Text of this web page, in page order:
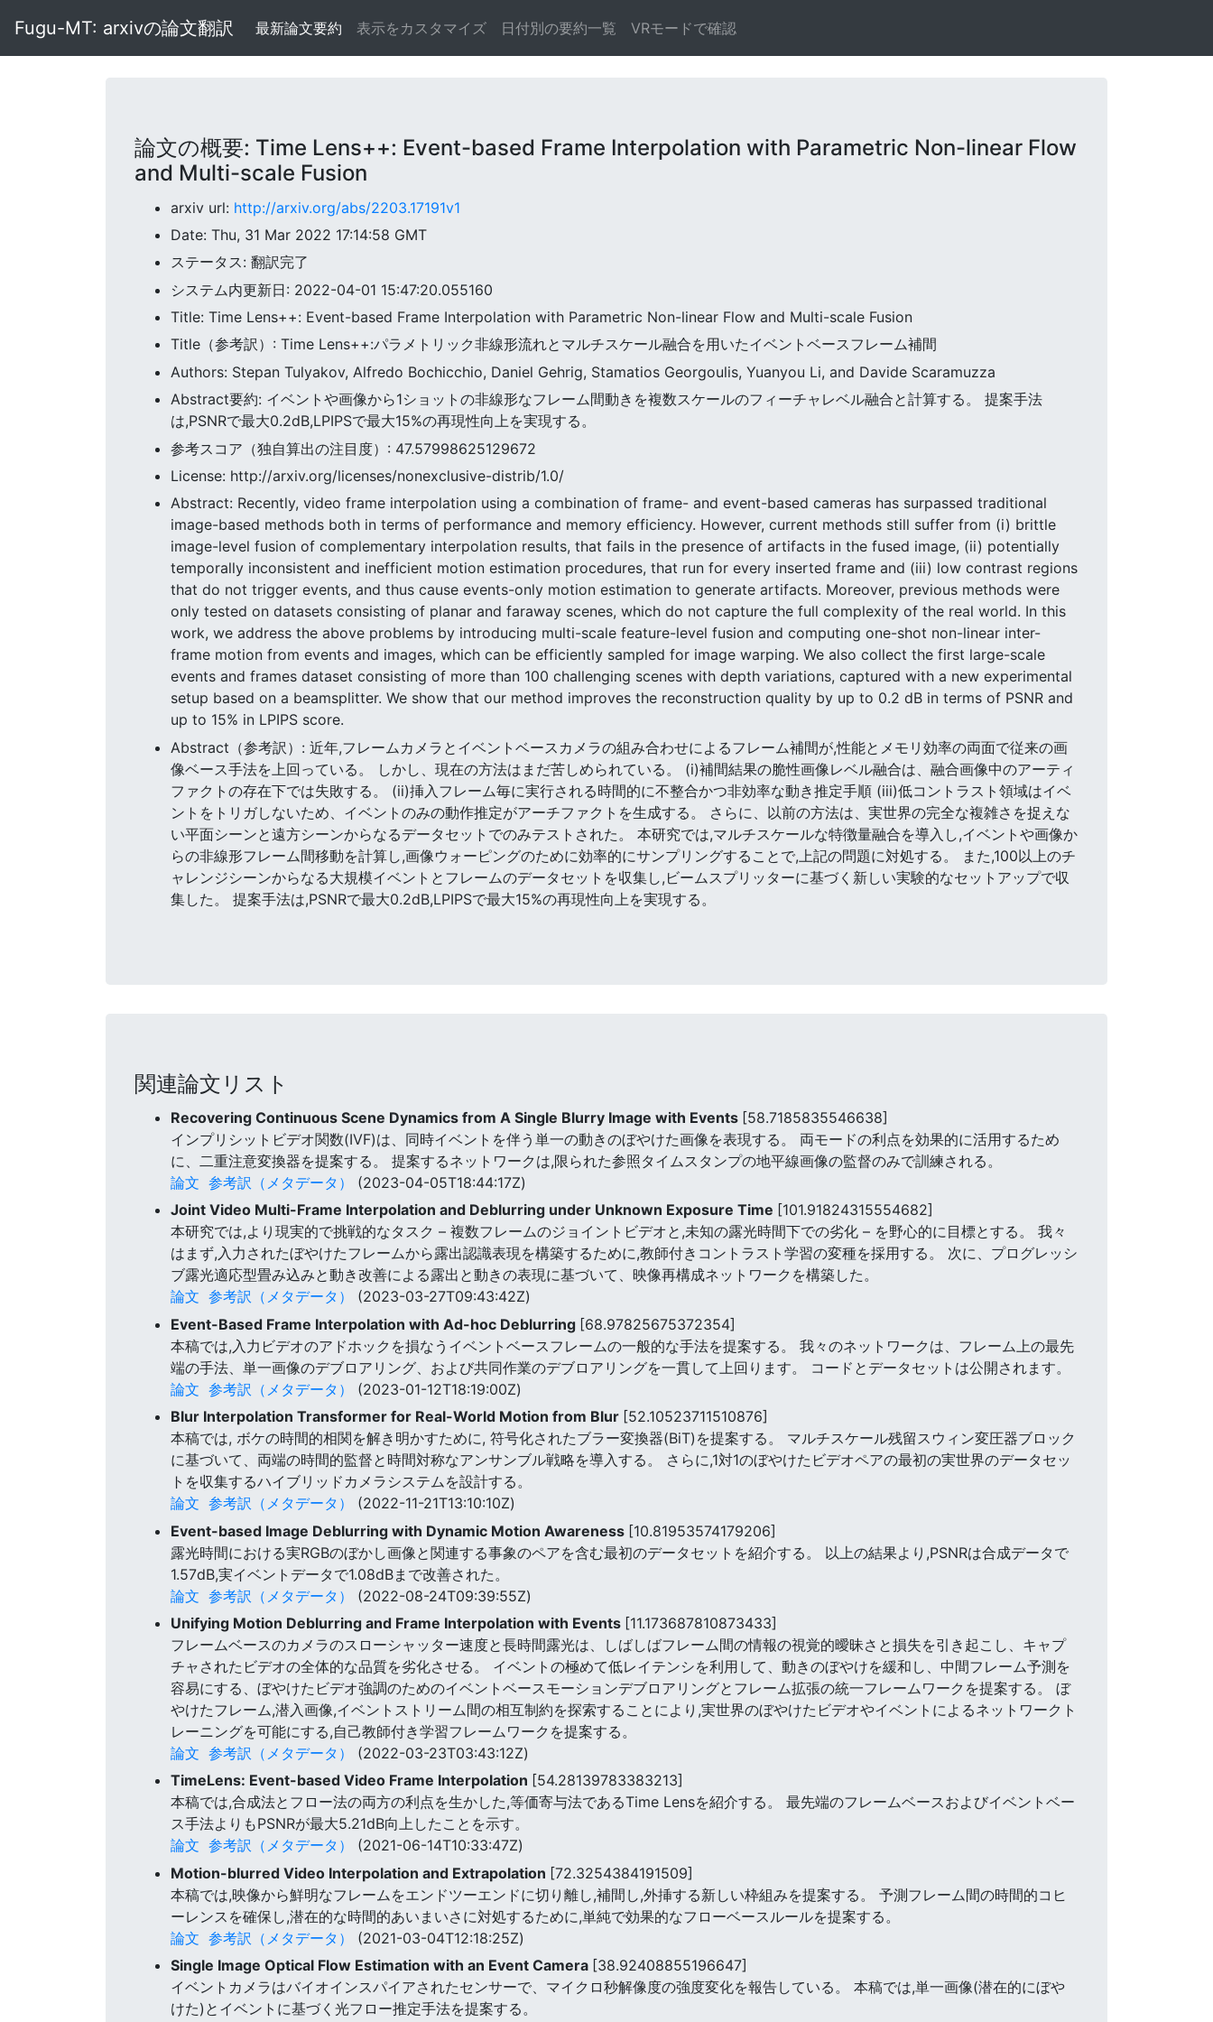
Fugu-MT: arxivの論文翻訳 最新論文要約 表示をカスタマイズ 日付別の要約一覧 VRモードで確認
論文の概要: Time Lens++: Event-based Frame Interpolation with Parametric Non-linear Flow
and Multi-scale Fusion
arxiv url: http://arxiv.org/abs/2203.17191v1
Date: Thu, 31 Mar 2022 17:14:58 GMT
ステータス: 翻訳完了
システム内更新日: 2022-04-01 15:47:20.055160
Title: Time Lens++: Event-based Frame Interpolation with Parametric Non-linear Flow and Multi-scale Fusion
Title（参考訳）: Time Lens++:パラメトリック非線形流れとマルチスケール融合を用いたイベントベースフレーム補間
Authors: Stepan Tulyakov, Alfredo Bochicchio, Daniel Gehrig, Stamatios Georgoulis, Yuanyou Li, and Davide Scaramuzza
Abstract要約: イベントや画像から1ショットの非線形なフレーム間動きを複数スケールのフィーチャレベル融合と計算する。 提案手法
は,PSNRで最大0.2dB,LPIPSで最大15%の再現性向上を実現する。
参考スコア（独自算出の注目度）: 47.57998625129672
License: http://arxiv.org/licenses/nonexclusive-distrib/1.0/
Abstract: Recently, video frame interpolation using a combination of frame- and event-based cameras has surpassed traditional
image-based methods both in terms of performance and memory efficiency. However, current methods still suffer from (i) brittle
image-level fusion of complementary interpolation results, that fails in the presence of artifacts in the fused image, (ii) potentially
temporally inconsistent and inefficient motion estimation procedures, that run for every inserted frame and (iii) low contrast regions
that do not trigger events, and thus cause events-only motion estimation to generate artifacts. Moreover, previous methods were
only tested on datasets consisting of planar and faraway scenes, which do not capture the full complexity of the real world. In this
work, we address the above problems by introducing multi-scale feature-level fusion and computing one-shot non-linear inter-
frame motion from events and images, which can be efficiently sampled for image warping. We also collect the first large-scale
events and frames dataset consisting of more than 100 challenging scenes with depth variations, captured with a new experimental
setup based on a beamsplitter. We show that our method improves the reconstruction quality by up to 0.2 dB in terms of PSNR and
up to 15% in LPIPS score.
Abstract（参考訳）: 近年,フレームカメラとイベントベースカメラの組み合わせによるフレーム補間が,性能とメモリ効率の両面で従来の画
像ベース手法を上回っている。 しかし、現在の方法はまだ苦しめられている。 (i)補間結果の脆性画像レベル融合は、融合画像中のアーティ
ファクトの存在下では失敗する。 (ii)挿入フレーム毎に実行される時間的に不整合かつ非効率な動き推定手順 (iii)低コントラスト領域はイベ
ントをトリガしないため、イベントのみの動作推定がアーチファクトを生成する。 さらに、以前の方法は、実世界の完全な複雑さを捉えな
い平面シーンと遠方シーンからなるデータセットでのみテストされた。 本研究では,マルチスケールな特徴量融合を導入し,イベントや画像か
らの非線形フレーム間移動を計算し,画像ウォーピングのために効率的にサンプリングすることで,上記の問題に対処する。 また,100以上のチ
ャレンジシーンからなる大規模イベントとフレームのデータセットを収集し,ビームスプリッターに基づく新しい実験的なセットアップで収
集した。 提案手法は,PSNRで最大0.2dB,LPIPSで最大15%の再現性向上を実現する。
関連論文リスト
Recovering Continuous Scene Dynamics from A Single Blurry Image with Events [58.7185835546638]
インプリシットビデオ関数(IVF)は、同時イベントを伴う単一の動きのぼやけた画像を表現する。 両モードの利点を効果的に活用するため
に、二重注意変換器を提案する。 提案するネットワークは,限られた参照タイムスタンプの地平線画像の監督のみで訓練される。
論文 参考訳（メタデータ）
(2023-04-05T18:44:17Z)
Joint Video Multi-Frame Interpolation and Deblurring under Unknown Exposure Time [101.91824315554682]
本研究では,より現実的で挑戦的なタスク – 複数フレームのジョイントビデオと,未知の露光時間下での劣化 – を野心的に目標とする。 我々
はまず,入力されたぼやけたフレームから露出認識表現を構築するために,教師付きコントラスト学習の変種を採用する。 次に、プログレッシ
ブ露光適応型畳み込みと動き改善による露出と動きの表現に基づいて、映像再構成ネットワークを構築した。
論文 参考訳（メタデータ）
(2023-03-27T09:43:42Z)
Event-Based Frame Interpolation with Ad-hoc Deblurring [68.97825675372354]
本稿では,入力ビデオのアドホックを損なうイベントベースフレームの一般的な手法を提案する。 我々のネットワークは、フレーム上の最先
端の手法、単一画像のデブロアリング、および共同作業のデブロアリングを一貫して上回ります。 コードとデータセットは公開されます。
論文 参考訳（メタデータ）
(2023-01-12T18:19:00Z)
Blur Interpolation Transformer for Real-World Motion from Blur [52.10523711510876]
本稿では, ボケの時間的相関を解き明かすために, 符号化されたブラー変換器(BiT)を提案する。 マルチスケール残留スウィン変圧器ブロック
に基づいて、両端の時間的監督と時間対称なアンサンブル戦略を導入する。 さらに,1対1のぼやけたビデオペアの最初の実世界のデータセッ
トを収集するハイブリッドカメラシステムを設計する。
論文 参考訳（メタデータ）
(2022-11-21T13:10:10Z)
Event-based Image Deblurring with Dynamic Motion Awareness [10.81953574179206]
露光時間における実RGBのぼかし画像と関連する事象のペアを含む最初のデータセットを紹介する。 以上の結果より,PSNRは合成データで
1.57dB,実イベントデータで1.08dBまで改善された。
論文 参考訳（メタデータ）
(2022-08-24T09:39:55Z)
Unifying Motion Deblurring and Frame Interpolation with Events [11.173687810873433]
フレームベースのカメラのスローシャッター速度と長時間露光は、しばしばフレーム間の情報の視覚的曖昧さと損失を引き起こし、キャプ
チャされたビデオの全体的な品質を劣化させる。 イベントの極めて低レイテンシを利用して、動きのぼやけを緩和し、中間フレーム予測を
容易にする、ぼやけたビデオ強調のためのイベントベースモーションデブロアリングとフレーム拡張の統一フレームワークを提案する。 ぼ
やけたフレーム,潜入画像,イベントストリーム間の相互制約を探索することにより,実世界のぼやけたビデオやイベントによるネットワークト
レーニングを可能にする,自己教師付き学習フレームワークを提案する。
論文 参考訳（メタデータ）
(2022-03-23T03:43:12Z)
TimeLens: Event-based Video Frame Interpolation [54.28139783383213]
本稿では,合成法とフロー法の両方の利点を生かした,等価寄与法であるTime Lensを紹介する。 最先端のフレームベースおよびイベントベー
ス手法よりもPSNRが最大5.21dB向上したことを示す。
論文 参考訳（メタデータ）
(2021-06-14T10:33:47Z)
Motion-blurred Video Interpolation and Extrapolation [72.3254384191509]
本稿では,映像から鮮明なフレームをエンドツーエンドに切り離し,補間し,外挿する新しい枠組みを提案する。 予測フレーム間の時間的コヒ
ーレンスを確保し,潜在的な時間的あいまいさに対処するために,単純で効果的なフローベースルールを提案する。
論文 参考訳（メタデータ）
(2021-03-04T12:18:25Z)
Single Image Optical Flow Estimation with an Event Camera [38.92408855196647]
イベントカメラはバイオインスパイアされたセンサーで、マイクロ秒解像度の強度変化を報告している。 本稿では,単一画像(潜在的にぼや
けた)とイベントに基づく光フロー推定手法を提案する。